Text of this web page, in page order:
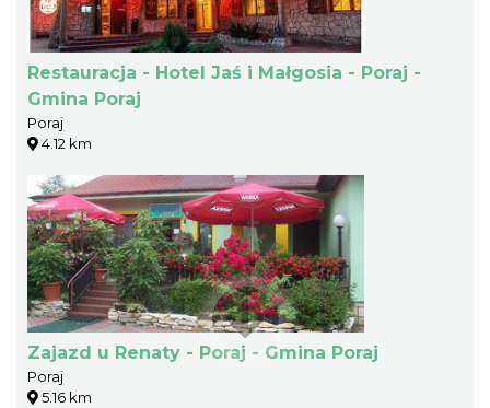
Restauracja - Hotel Jaś i Małgosia - Poraj -
Gmina Poraj
Poraj
4.12 km
Zajazd u Renaty - Poraj - Gmina Poraj
Poraj
5.16 km